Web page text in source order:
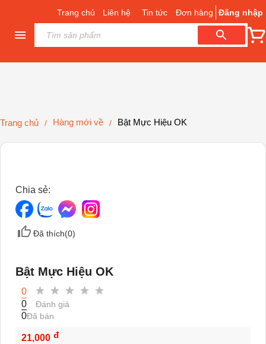
Trang chủ Liên hệ Tin tức Đơn hàng Đăng nhập
Trang chủ / Hàng mới về / Bật Mực Hiệu OK
Chia sẻ:
Đã thích(0)
Bật Mực Hiệu OK
0
0
Đánh giá
0Đã bán
21,000 đ